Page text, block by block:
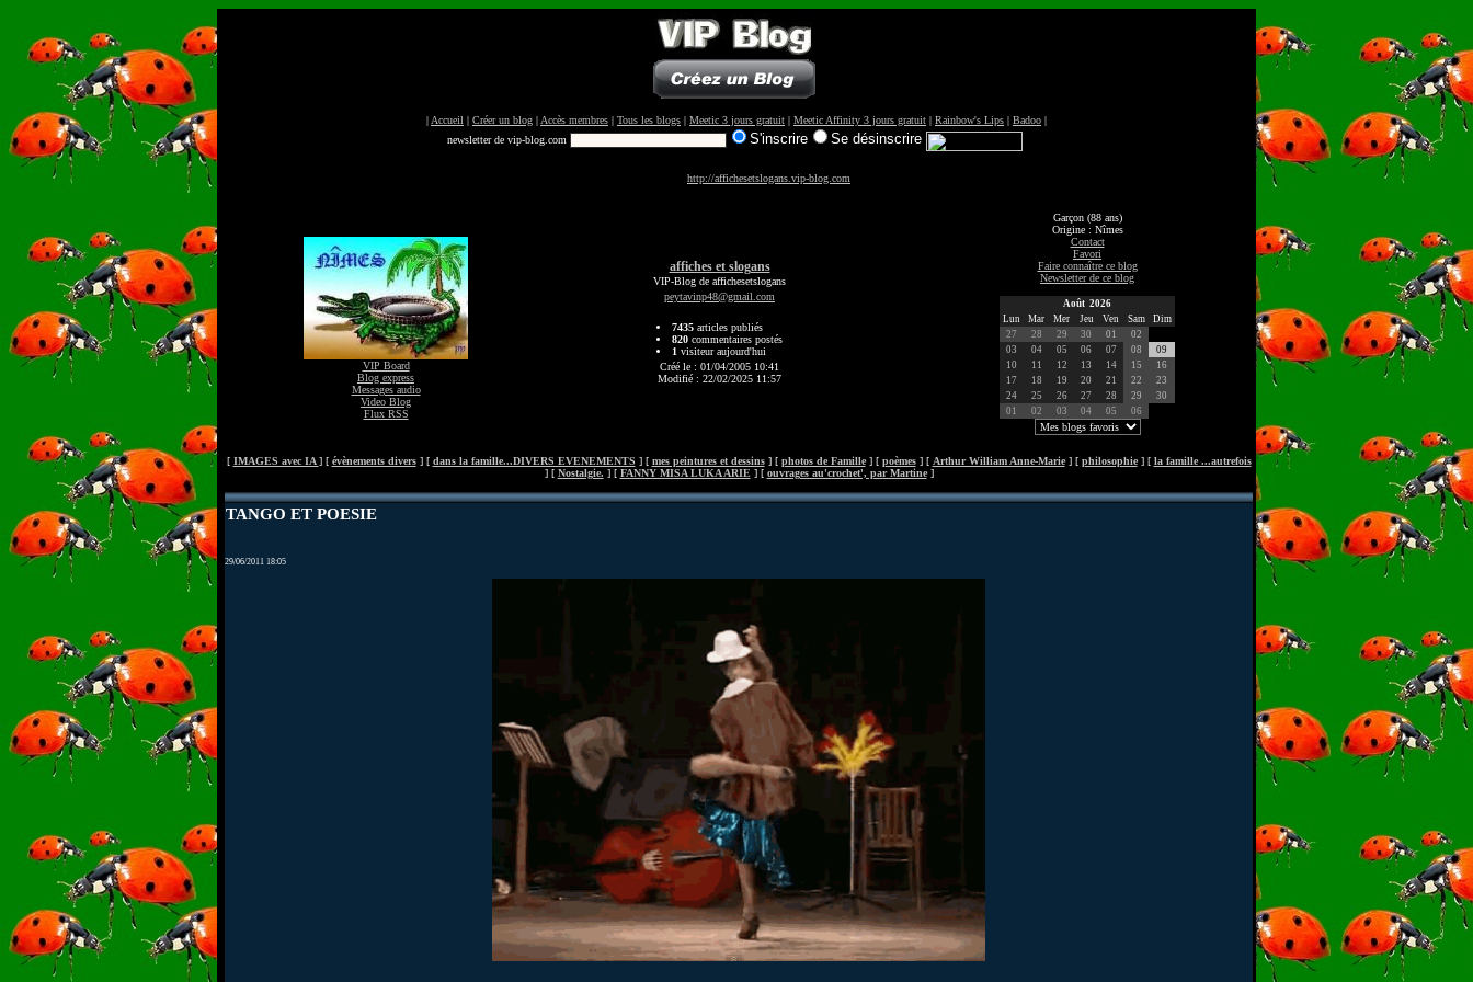
| Accueil | Créer un blog | Accès membres | Tous les blogs | Meetic 3 jours gratuit | Meetic Affinity 3 jours gratuit | Rainbow's Lips | Badoo |
newsletter de vip-blog.com
S'inscrire Se désinscrire
http://affichesetslogans.vip-blog.com
VIP Board
Blog express
Messages audio
Video Blog
Flux RSS
affiches et slogans
VIP-Blog de affichesetslogans
peytavinp48@gmail.com
7435 articles publiés
820 commentaires postés
1 visiteur aujourd'hui
Créé le : 01/04/2005 10:41
Modifié : 22/02/2025 11:57
Garçon (88 ans)
Origine : Nîmes
Contact
Favori
Faire connaître ce blog
Newsletter de ce blog
Août 2026
Lun
Mar Mer Jeu Ven Sam
Dim
27
28 29 30 01
02
03
04 05 06 07 08
09
10
11 12 13 14 15
16
17
18 19 20 21 22
23
24
25 26 27 28 29
30
01
02 03 04 05 06
[ IMAGES avec IA] [ évènements divers] [ dans la famille...DIVERS EVENEMENTS ] [ mes peintures et dessins] [ photos de Famille] [ poèmes] [ Arthur William Anne-Marie] [ philosophie] [ la famille ...autrefois
] [ Nostalgie. ] [ FANNY MISA LUKA ARIE ] [ ouvrages au'crochet', par Martine]
TANGO ET POESIE
29/06/2011 18:05